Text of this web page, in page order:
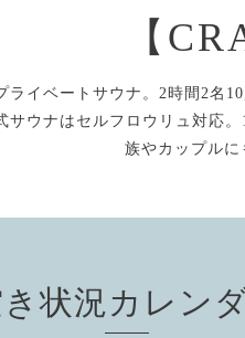
【
イベートサウナ。2時間2名
サウナはセルフロウリュ対応
族やカップルに
状況カレン